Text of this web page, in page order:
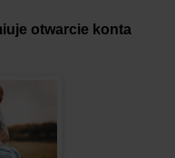
otwarcie konta